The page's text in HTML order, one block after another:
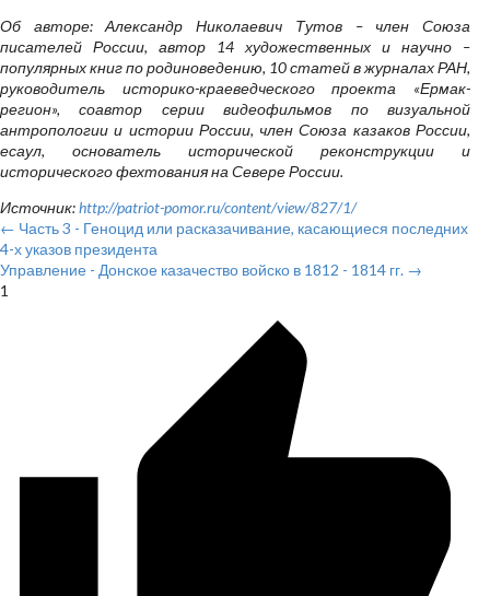
Об авторе: Александр Николаевич Тутов – член Союза
писателей России, автор 14 художественных и научно –
популярных книг по родиноведению, 10 статей в журналах РАН,
руководитель историко-краеведческого проекта «Ермак-
регион», соавтор серии видеофильмов по визуальной
антропологии и истории России, член Союза казаков России,
есаул, основатель исторической реконструкции и
исторического фехтования на Севере России.
Источник:http://patriot-pomor.ru/content/view/827/1/
← Часть 3 - Геноцид или расказачивание, касающиеся последних
4-х указов президента
Управление - Донское казачество войско в 1812 - 1814 гг. →
1